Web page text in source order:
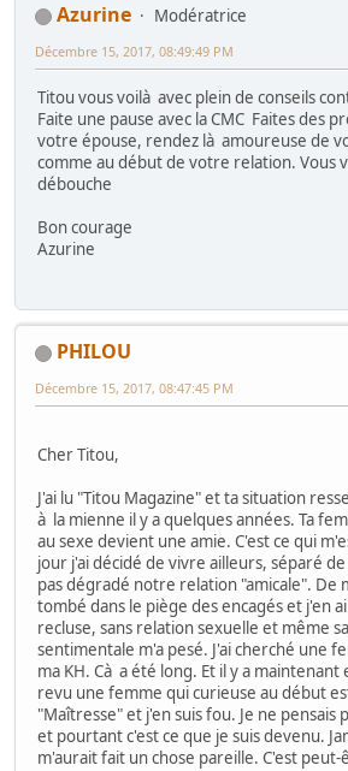
Azurine
Modératrice
Décembre 15, 2017, 08:49:49 PM
Titou vous voilà avec plein de conseils
Faite une pause avec la CMC Faites des
votre épouse, rendez là amoureuse de
comme au début de votre relation. Vous
débouche
Bon courage
Azurine
PHILOU
Décembre 15, 2017, 08:47:45 PM
Cher Titou,
J'ai lu "Titou Magazine" et ta situation
à la mienne il y a quelques années. Ta
au sexe devient une amie. C'est ce qui
jour j'ai décidé de vivre ailleurs, séparé
pas dégradé notre relation "amicale". De
tombé dans le piège des encagés et j'en
recluse, sans relation sexuelle et même
sentimentale m'a pesé. J'ai cherché une
ma KH. Cà a été long. Et il y a maintenant
revu une femme qui curieuse au début
"Maîtresse" et j'en suis fou. Je ne pensais
et pourtant c'est ce que je suis devenu.
m'aurait fait un chose pareille. C'est